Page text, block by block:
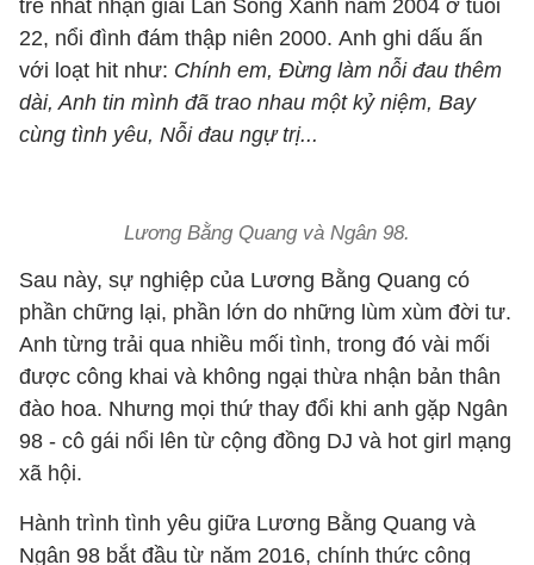
trẻ nhất nhận giải Làn Sóng Xanh năm 2004 ở tuổi
22, nổi đình đám thập niên 2000. Anh ghi dấu ấn
với loạt hit như: Chính em, Đừng làm nỗi đau thêm
dài, Anh tin mình đã trao nhau một kỷ niệm, Bay
cùng tình yêu, Nỗi đau ngự trị...
Lương Bằng Quang và Ngân 98.
Sau này, sự nghiệp của Lương Bằng Quang có
phần chững lại, phần lớn do những lùm xùm đời tư.
Anh từng trải qua nhiều mối tình, trong đó vài mối
được công khai và không ngại thừa nhận bản thân
đào hoa. Nhưng mọi thứ thay đổi khi anh gặp Ngân
98 - cô gái nổi lên từ cộng đồng DJ và hot girl mạng
xã hội.
Hành trình tình yêu giữa Lương Bằng Quang và
Ngân 98 bắt đầu từ năm 2016, chính thức công